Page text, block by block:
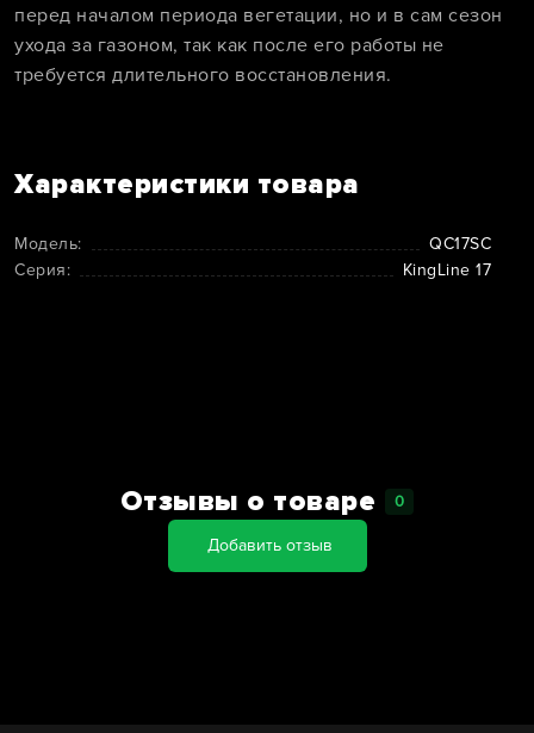
перед началом периода вегетации, но и в сам сезон
ухода за газоном, так как после его работы не
требуется длительного восстановления.
Характеристики товара
Модель:
QC17SC
Серия:
KingLine 17
Отзывы о товаре 0
Добавить отзыв